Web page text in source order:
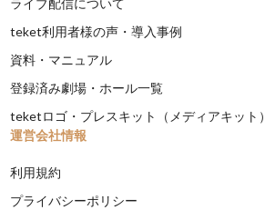
ライブ配信について
teket利用者様の声・導入事例
資料・マニュアル
登録済み劇場・ホール一覧
teketロゴ・プレスキット（メディアキット）
運営会社情報
利用規約
プライバシーポリシー